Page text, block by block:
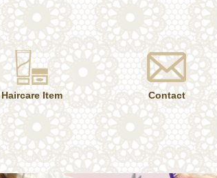
Haircare Item Contact